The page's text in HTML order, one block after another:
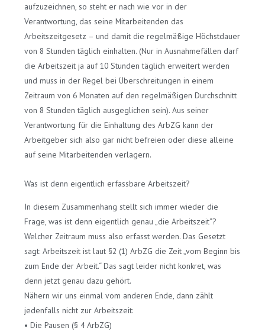
aufzuzeichnen, so steht er nach wie vor in der
Verantwortung, das seine Mitarbeitenden das
Arbeitszeitgesetz – und damit die regelmäßige Höchstdauer
von 8 Stunden täglich einhalten. (Nur in Ausnahmefällen darf
die Arbeitszeit ja auf 10 Stunden täglich erweitert werden
und muss in der Regel bei Überschreitungen in einem
Zeitraum von 6 Monaten auf den regelmäßigen Durchschnitt
von 8 Stunden täglich ausgeglichen sein). Aus seiner
Verantwortung für die Einhaltung des ArbZG kann der
Arbeitgeber sich also gar nicht befreien oder diese alleine
auf seine Mitarbeitenden verlagern.
Was ist denn eigentlich erfassbare Arbeitszeit?
In diesem Zusammenhang stellt sich immer wieder die
Frage, was ist denn eigentlich genau „die Arbeitszeit“?
Welcher Zeitraum muss also erfasst werden. Das Gesetzt
sagt: Arbeitszeit ist laut §2 (1) ArbZG die Zeit „vom Beginn bis
zum Ende der Arbeit.“ Das sagt leider nicht konkret, was
denn jetzt genau dazu gehört.
Nähern wir uns einmal vom anderen Ende, dann zählt
jedenfalls nicht zur Arbeitszeit:
• Die Pausen (§ 4 ArbZG)